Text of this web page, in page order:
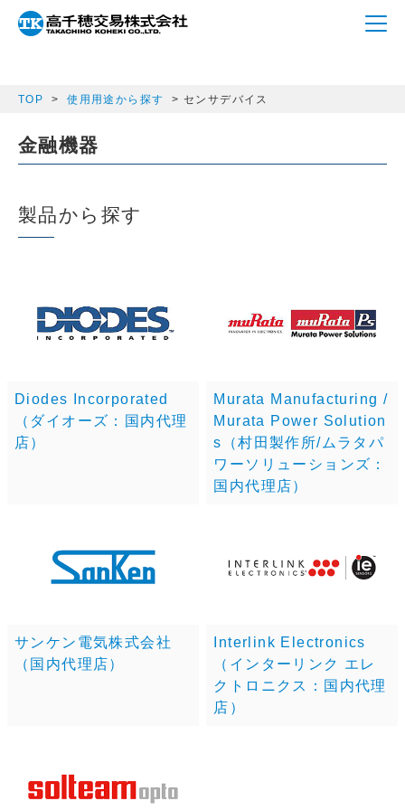
array(1) { ["semicon_category"]=> string(13)
"sensor_device" }
TOP 使用用途から探す センサデバイス
金融機器
製品から探す
Diodes Incorporated
（ダイオーズ：国内代理
店）
Murata Manufacturing /
Murata Power Solution
s（村田製作所/ムラタパ
ワーソリューションズ：
国内代理店）
サンケン電気株式会社
（国内代理店）
Interlink Electronics
（インターリンク エレ
クトロニクス：国内代理
店）